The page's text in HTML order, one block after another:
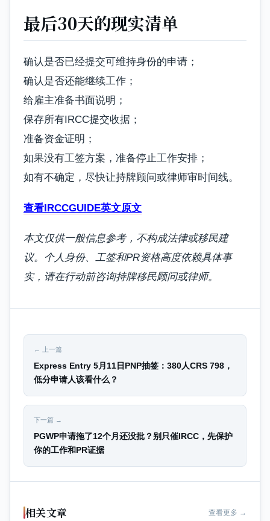
最后30天的现实清单
确认是否已经提交可维持身份的申请；
确认是否还能继续工作；
给雇主准备书面说明；
保存所有IRCC提交收据；
准备资金证明；
如果没有工签方案，准备停止工作安排；
如有不确定，尽快让持牌顾问或律师审时间线。
查看IRCCGUIDE英文原文
本文仅供一般信息参考，不构成法律或移民建
议。个人身份、工签和PR资格高度依赖具体事
实，请在行动前咨询持牌移民顾问或律师。
← 上一篇
Express Entry 5月11日PNP抽签：380人CRS 798，
低分申请人该看什么？
下一篇 →
PGWP申请拖了12个月还没批？别只催IRCC，先保护
你的工作和PR证据
相关文章 查看更多 →